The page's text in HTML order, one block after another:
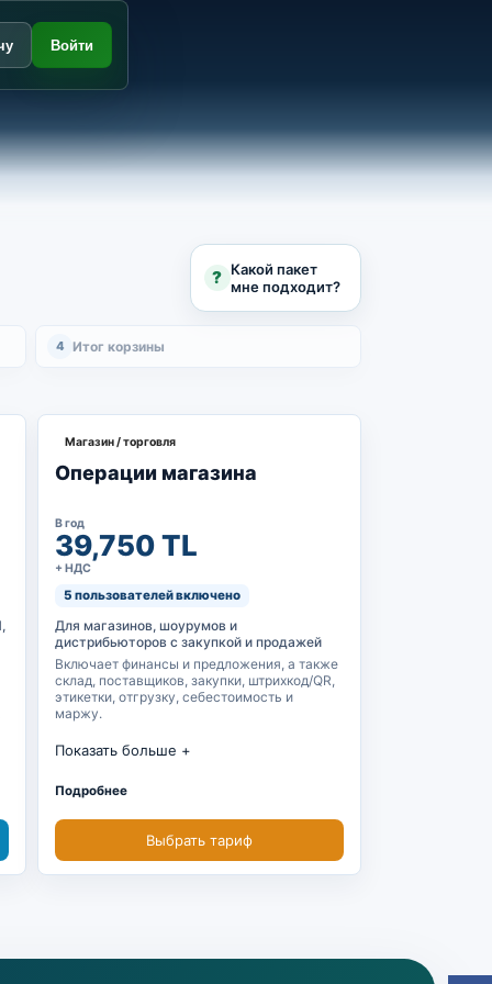
Войти
? Какой пакет
мне подходит?
4 Итог корзины
Магазин / торговля
Операции магазина
В год
39,750 TL
+ НДС
5 пользователей включено
Для магазинов, шоурумов и
дистрибьюторов с закупкой и продажей
Включает финансы и предложения, а также
склад, поставщиков, закупки, штрихкод/QR,
этикетки, отгрузку, себестоимость и
маржу.
Показать больше
включены
Склад, запасы и резервы
Подробнее
Выбрать тариф